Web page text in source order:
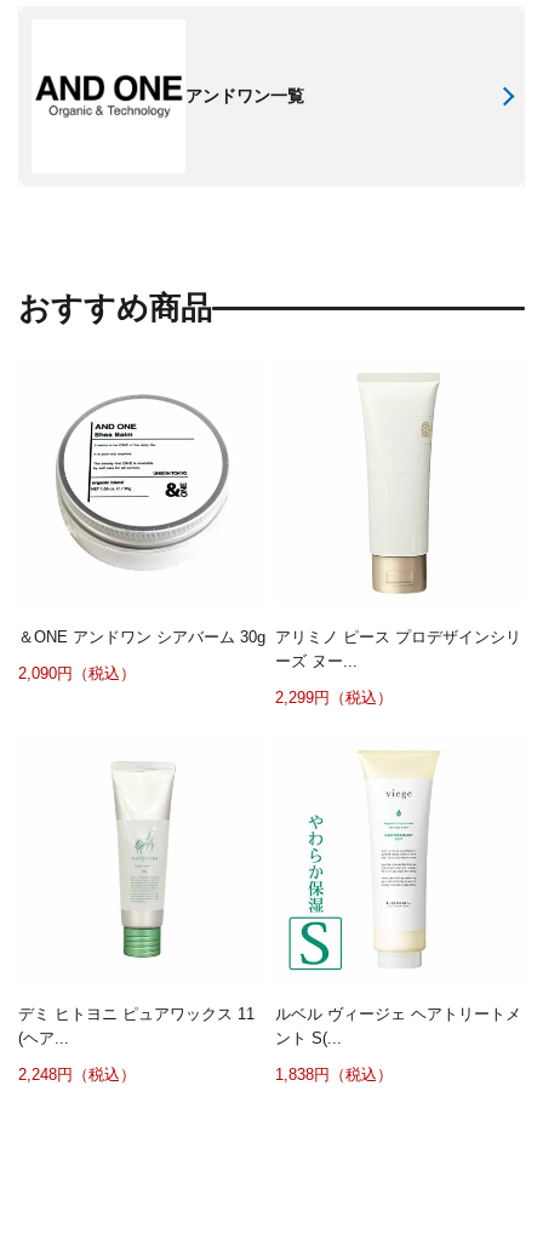
アンドワン一覧
おすすめ商品
＆ONE アンドワン シアバーム 30g
2,090円（税込）
アリミノ ピース プロデザインシリ
ーズ ヌー...
2,299円（税込）
デミ ヒトヨニ ピュアワックス 11
(ヘア...
2,248円（税込）
ルベル ヴィージェ ヘアトリートメ
ント S(...
1,838円（税込）